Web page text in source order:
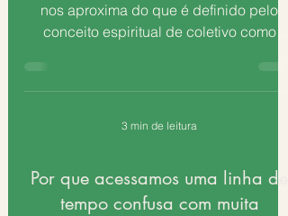
nos aproxima do que é definido pelo
conceito espiritual de coletivo como
3 min de leitura
Por que acessamos uma linha de
tempo confusa com muita